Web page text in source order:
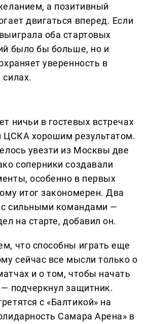
а позитивный
двигаться вперед. Если
оба стартовых
было бы больше, но и
уверенность в
ничьи в гостевых встречах
ЦСКА хорошим результатом.
увезти из Москвы две
соперники создавали
особенно в первых
итог закономерен. Два
с сильными командами —
на старте, добавил он.
что способны играть еще
сейчас все мысли только о
и о том, чтобы начать
подчеркнул защитник.
с «Балтикой» на
Самара Арена» в